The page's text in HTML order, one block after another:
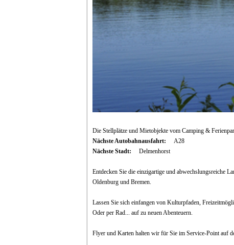
Die Stellplätze und Mietobjekte vom Camping &
Nächste Autobahnausfahrt:
A28
Nächste Stadt:
Delmenhorst
Entdecken Sie die einzigartige und abwechslungsreiche
Oldenburg und Bremen.
Lassen Sie sich einfangen von Kulturpfaden,
Oder per Rad... auf zu neuen Abenteuern.
Flyer und Karten halten wir für Sie im Service-Point auf